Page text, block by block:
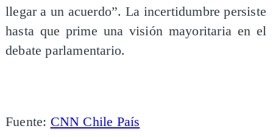
llegar a un acuerdo”. La incertidumbre persiste
hasta que prime una visión mayoritaria en el
debate parlamentario.
Fuente: CNN Chile País